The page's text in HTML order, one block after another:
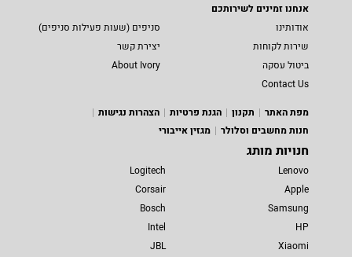
אנחנו זמינים לשירותכם
אודותינו
סניפים (שעות פעילות סניפים)
שירות לקוחות
יצירת קשר
ביטול עסקה
About Ivory
Contact Us
מפת האתר
תקנון הגנת פרטיות
הצהרות נגישות
חנות מחשבים וסלולר
מגזין אייבורי
חנויות מותג
Lenovo
Apple
Samsung
HP
Xiaomi
Logitech
Corsair
Bosch
Intel
JBL